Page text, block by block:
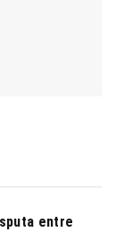
entre